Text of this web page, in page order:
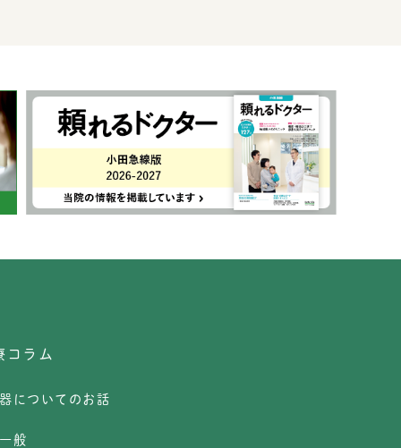
コラム
についてのお話
般